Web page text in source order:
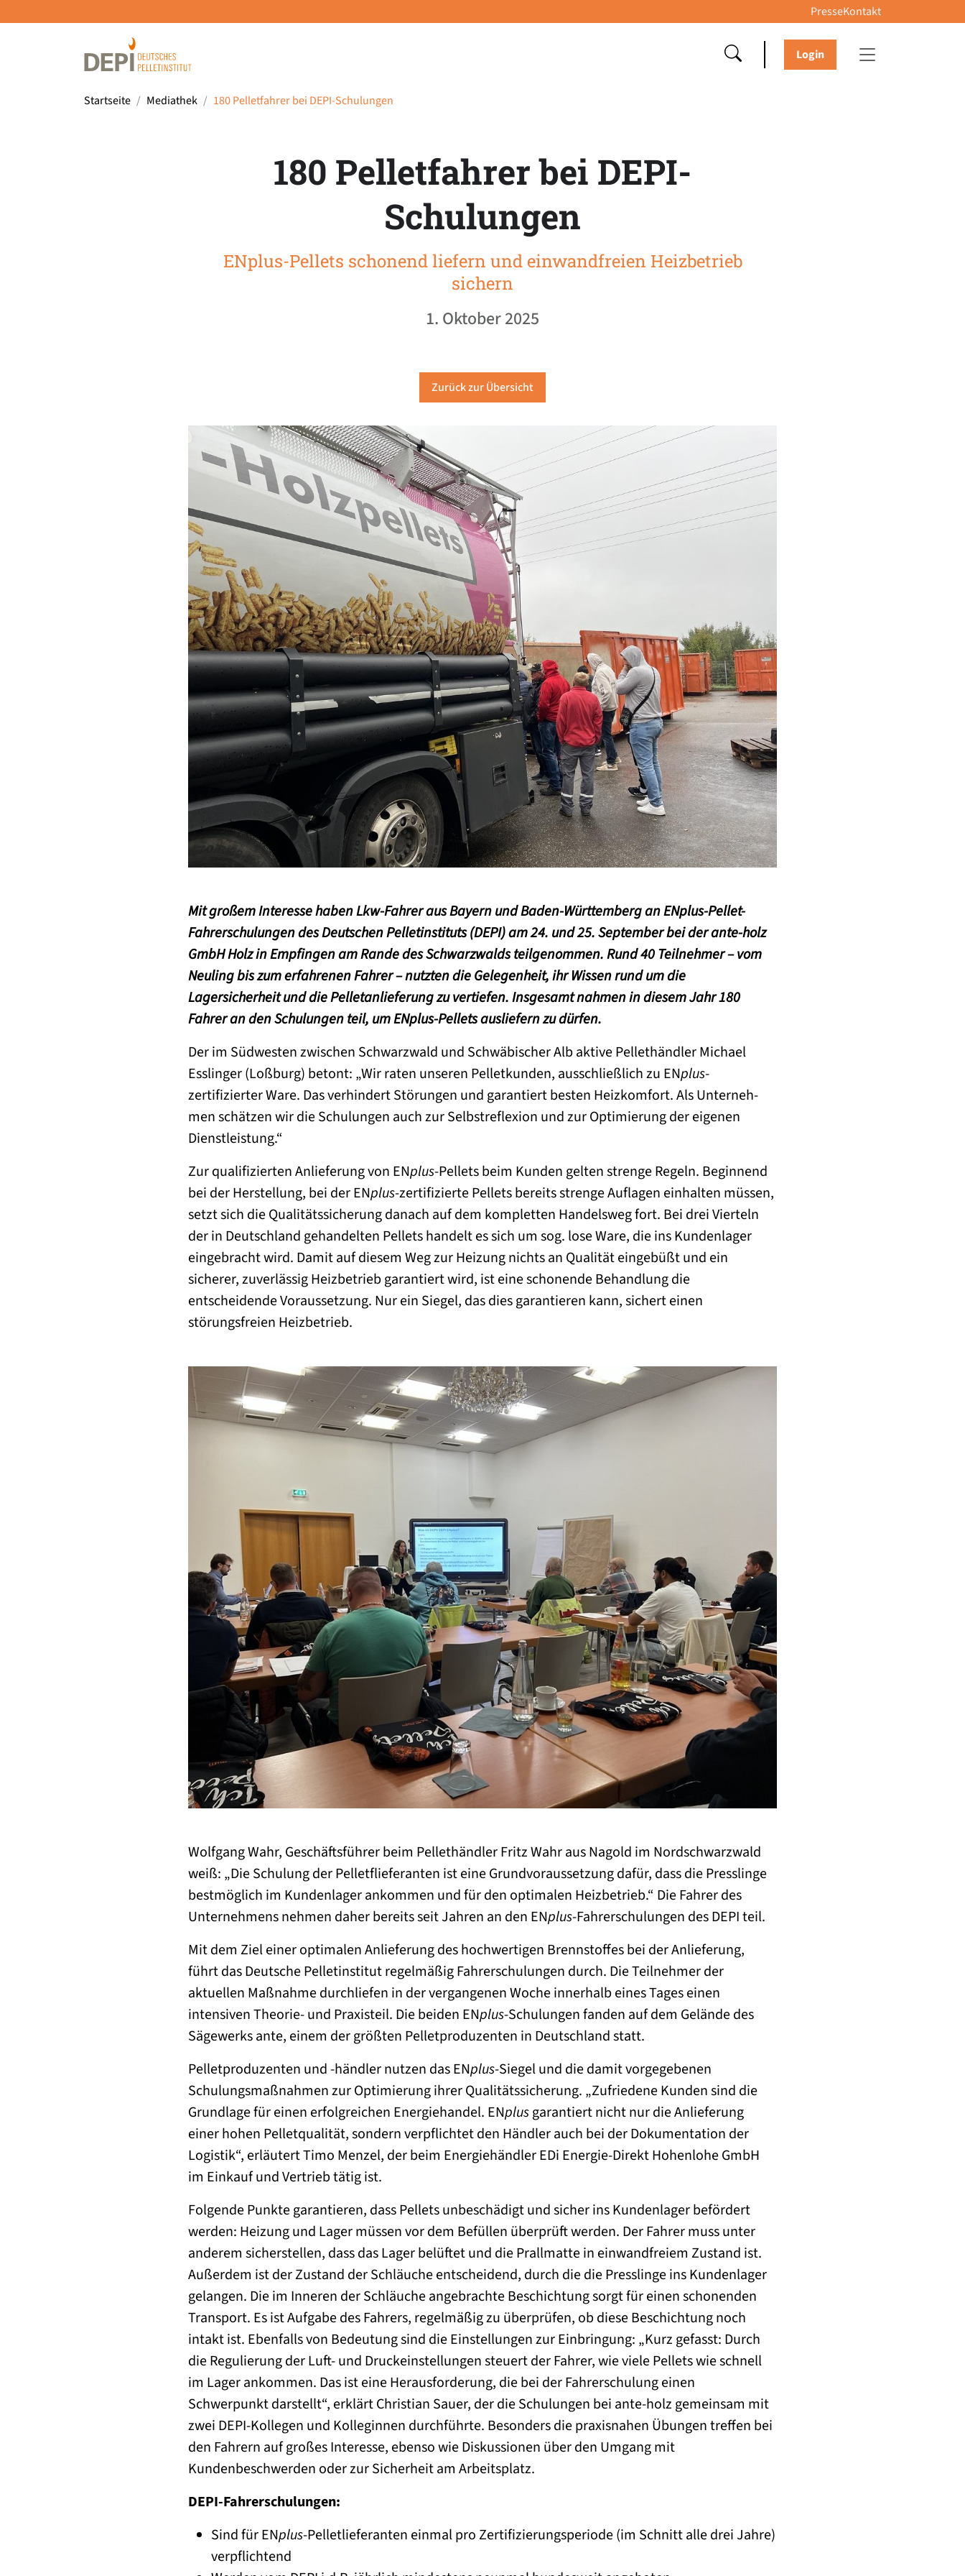
PresseKontakt
Login
Startseite Mediathek 180 Pelletfahrer bei DEPI-Schulungen
180 Pelletfahrer bei DEPI-
Schulungen
ENplus-Pellets schonend liefern und einwandfreien Heizbetrieb
sichern
1. Oktober 2025
Zurück zur Übersicht
Mit großem Interesse haben Lkw-Fahrer aus Bayern und Baden-Württemberg an ENplus-Pellet-
Fahrerschulungen des Deutschen Pelletinstituts (DEPI) am 24. und 25. September bei der ante-holz
GmbH Holz in Empfingen am Rande des Schwarzwalds teilgenommen. Rund 40 Teilnehmer – vom
Neuling bis zum erfahrenen Fahrer – nutzten die Gelegenheit, ihr Wissen rund um die
Lagersicherheit und die Pelletanlieferung zu vertiefen. Insgesamt nahmen in diesem Jahr 180
Fahrer an den Schulungen teil, um ENplus-Pellets ausliefern zu dürfen.
Der im Südwesten zwischen Schwarzwald und Schwäbischer Alb aktive Pellethändler Michael
Esslinger (Loßburg) betont: „Wir raten unseren Pelletkunden, ausschließlich zu ENplus-
zertifizierter Ware. Das verhindert Störungen und garantiert besten Heizkomfort. Als Unterneh-
men schätzen wir die Schulungen auch zur Selbstreflexion und zur Optimierung der eigenen
Dienstleistung.“
Zur qualifizierten Anlieferung von ENplus-Pellets beim Kunden gelten strenge Regeln. Beginnend
bei der Herstellung, bei der ENplus-zertifizierte Pellets bereits strenge Auflagen einhalten müssen,
setzt sich die Qualitätssicherung danach auf dem kompletten Handelsweg fort. Bei drei Vierteln
der in Deutschland gehandelten Pellets handelt es sich um sog. lose Ware, die ins Kundenlager
eingebracht wird. Damit auf diesem Weg zur Heizung nichts an Qualität eingebüßt und ein
sicherer, zuverlässig Heizbetrieb garantiert wird, ist eine schonende Behandlung die
entscheidende Voraussetzung. Nur ein Siegel, das dies garantieren kann, sichert einen
störungsfreien Heizbetrieb.
Wolfgang Wahr, Geschäftsführer beim Pellethändler Fritz Wahr aus Nagold im Nordschwarzwald
weiß: „Die Schulung der Pelletflieferanten ist eine Grundvoraussetzung dafür, dass die Presslinge
bestmöglich im Kundenlager ankommen und für den optimalen Heizbetrieb.“ Die Fahrer des
Unternehmens nehmen daher bereits seit Jahren an den ENplus-Fahrerschulungen des DEPI teil.
Mit dem Ziel einer optimalen Anlieferung des hochwertigen Brennstoffes bei der Anlieferung,
führt das Deutsche Pelletinstitut regelmäßig Fahrerschulungen durch. Die Teilnehmer der
aktuellen Maßnahme durchliefen in der vergangenen Woche innerhalb eines Tages einen
intensiven Theorie- und Praxisteil. Die beiden ENplus-Schulungen fanden auf dem Gelände des
Sägewerks ante, einem der größten Pelletproduzenten in Deutschland statt.
Pelletproduzenten und -händler nutzen das ENplus-Siegel und die damit vorgegebenen
Schulungsmaßnahmen zur Optimierung ihrer Qualitätssicherung. „Zufriedene Kunden sind die
Grundlage für einen erfolgreichen Energiehandel. ENplusgarantiert nicht nur die Anlieferung
einer hohen Pelletqualität, sondern verpflichtet den Händler auch bei der Dokumentation der
Logistik“, erläutert Timo Menzel, der beim Energiehändler EDi Energie-Direkt Hohenlohe GmbH
im Einkauf und Vertrieb tätig ist.
Folgende Punkte garantieren, dass Pellets unbeschädigt und sicher ins Kundenlager befördert
werden: Heizung und Lager müssen vor dem Befüllen überprüft werden. Der Fahrer muss unter
anderem sicherstellen, dass das Lager belüftet und die Prallmatte in einwandfreiem Zustand ist.
Außerdem ist der Zustand der Schläuche entscheidend, durch die die Presslinge ins Kundenlager
gelangen. Die im Inneren der Schläuche angebrachte Beschichtung sorgt für einen schonenden
Transport. Es ist Aufgabe des Fahrers, regelmäßig zu überprüfen, ob diese Beschichtung noch
intakt ist. Ebenfalls von Bedeutung sind die Einstellungen zur Einbringung: „Kurz gefasst: Durch
die Regulierung der Luft- und Druckeinstellungen steuert der Fahrer, wie viele Pellets wie schnell
im Lager ankommen. Das ist eine Herausforderung, die bei der Fahrerschulung einen
Schwerpunkt darstellt“, erklärt Christian Sauer, der die Schulungen bei ante-holz gemeinsam mit
zwei DEPI-Kollegen und Kolleginnen durchführte. Besonders die praxisnahen Übungen treffen bei
den Fahrern auf großes Interesse, ebenso wie Diskussionen über den Umgang mit
Kundenbeschwerden oder zur Sicherheit am Arbeitsplatz.
DEPI-Fahrerschulungen:
Sind für ENplus-Pelletlieferanten einmal pro Zertifizierungsperiode (im Schnitt alle drei Jahre)
verpflichtend